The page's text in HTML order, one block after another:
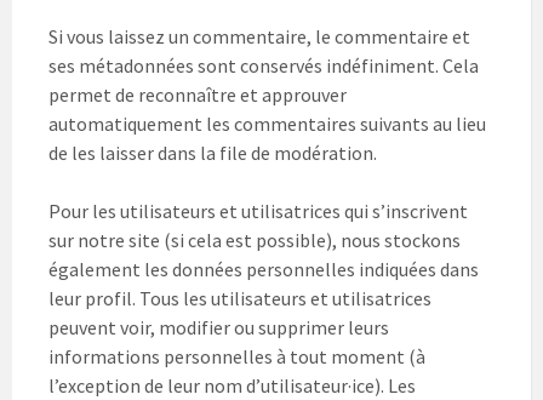
Si vous laissez un commentaire, le commentaire et
ses métadonnées sont conservés indéfiniment. Cela
permet de reconnaître et approuver
automatiquement les commentaires suivants au lieu
de les laisser dans la file de modération.
Pour les utilisateurs et utilisatrices qui s’inscrivent
sur notre site (si cela est possible), nous stockons
également les données personnelles indiquées dans
leur profil. Tous les utilisateurs et utilisatrices
peuvent voir, modifier ou supprimer leurs
informations personnelles à tout moment (à
l’exception de leur nom d’utilisateur·ice). Les